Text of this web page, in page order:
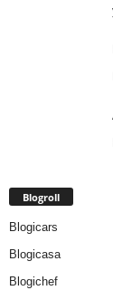
Blogroll
Blogicars
Blogicasa
Blogichef